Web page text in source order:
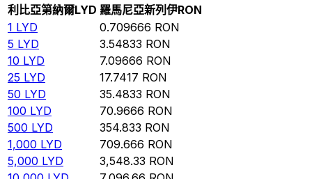
利比亞第納爾LYD 羅馬尼亞新列伊RON
1 LYD 0.709666 RON
5 LYD 3.54833 RON
10 LYD 7.09666 RON
25 LYD 17.7417 RON
50 LYD 35.4833 RON
100 LYD 70.9666 RON
500 LYD 354.833 RON
1,000 LYD 709.666 RON
5,000 LYD 3,548.33 RON